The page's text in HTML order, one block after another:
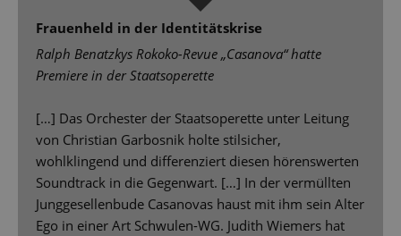
Frauenheld in der Identitätskrise
Ralph Benatzkys Rokoko-Revue „Casanova“ hatte
Premiere in der Staatsoperette
[…] Das Orchester der Staatsoperette unter Leitung
von Christian Garbosnik holte stilsicher,
wohlklingend und differenziert diesen hörenswerten
Soundtrack in die Gegenwart. […] In der vermüllten
Junggesellenbude Casanovas haust mit ihm sein Alter
Ego in einer Art Schwulen-WG. Judith Wiemers hat